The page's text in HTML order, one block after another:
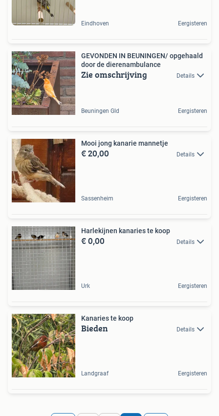
Eindhoven Eergisteren
GEVONDEN IN BEUNINGEN/ opgehaald
door de dierenambulance
Zie omschrijving Details
Beuningen Gld Eergisteren
Mooi jong kanarie mannetje
€ 20,00 Details
Sassenheim Eergisteren
Harlekijnen kanaries te koop
€ 0,00 Details
Urk Eergisteren
Kanaries te koop
Bieden Details
Landgraaf Eergisteren